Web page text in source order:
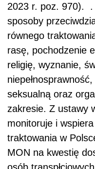
2023 r. poz. 970). .
sposoby
równego
rasę, pochodzenie
religię, wyznanie,
seksualną oraz
zakresie. Z ustawy
monitoruje i
traktowania w
MON na kwestię